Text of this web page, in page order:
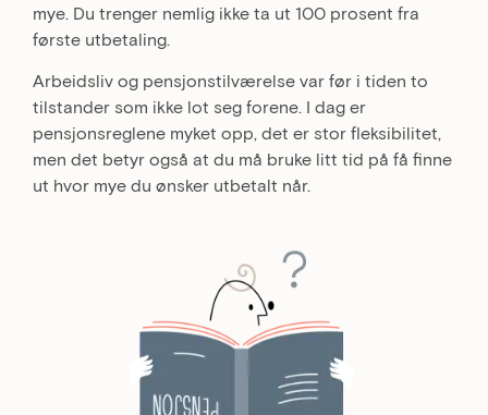
mye. Du trenger nemlig ikke ta ut 100 prosent fra
første utbetaling.
Arbeidsliv og pensjonstilværelse var før i tiden to
tilstander som ikke lot seg forene. I dag er
pensjonsreglene myket opp, det er stor fleksibilitet,
men det betyr også at du må bruke litt tid på få finne
ut hvor mye du ønsker utbetalt når.